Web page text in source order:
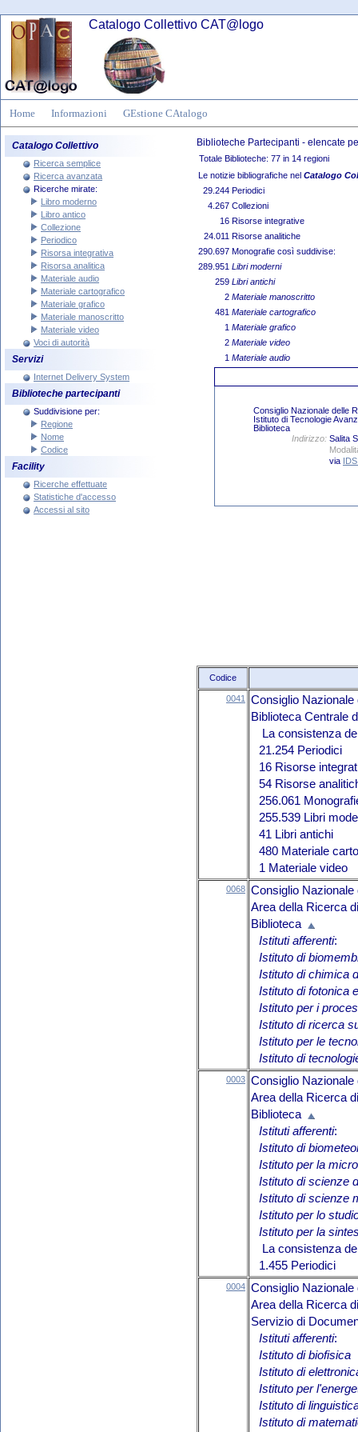
Catalogo Collettivo CAT@logo
Home Informazioni GEstione CAtalogo
Catalogo Collettivo
Ricerca semplice
Ricerca avanzata
Ricerche mirate:
Libro moderno
Libro antico
Collezione
Periodico
Risorsa integrativa
Risorsa analitica
Materiale audio
Materiale cartografico
Materiale grafico
Materiale manoscritto
Materiale video
Voci di autorità
Servizi
Internet Delivery System
Biblioteche partecipanti
Suddivisione per:
Regione
Nome
Codice
Facility
Ricerche effettuate
Statistiche d'accesso
Accessi al sito
Biblioteche Partecipanti - elencate
Totale Biblioteche: 77 in 14 regioni
Le notizie bibliografiche nel Catalogo
29.244 Periodici
4.267 Collezioni
16 Risorse integrative
24.011 Risorse analitiche
290.697 Monografie così suddivise:
289.951 Libri moderni
259 Libri antichi
2 Materiale manoscritto
481 Materiale cartografico
1 Materiale grafico
2 Materiale video
1 Materiale audio
Codice
0041
Consiglio Nazionale
Biblioteca Centrale
La consistenza
21.254 Periodici
16 Risorse
54 Risorse
256.061
255.539 Libri
41 Libri antichi
480 Materiale
1 Materiale video
0068 Consiglio Nazionale
Area della Ricerca
Biblioteca
Istituti afferenti:
Istituto di
Istituto di chimica
Istituto di fotonica
Istituto per i
Istituto di ricerca
Istituto per le
Istituto di
0003 Consiglio Nazionale
Area della Ricerca
Biblioteca
Istituti afferenti:
Istituto di
Istituto per la
Istituto di scienze
Istituto di scienze
Istituto per lo
Istituto per la
La consistenza
1.455 Periodici
0004 Consiglio Nazionale
Area della Ricerca
Servizio di
Istituti afferenti:
Istituto di biofisica
Istituto di
Istituto per
Istituto di
Istituto di